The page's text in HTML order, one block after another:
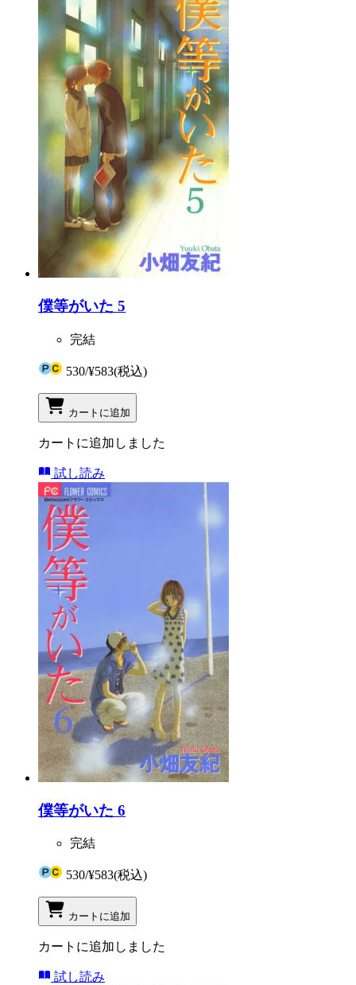
僕等がいた 5
完結
530/¥583(税込)
カートに追加
カートに追加しました
試し読み
僕等がいた 6
完結
530/¥583(税込)
カートに追加
カートに追加しました
試し読み